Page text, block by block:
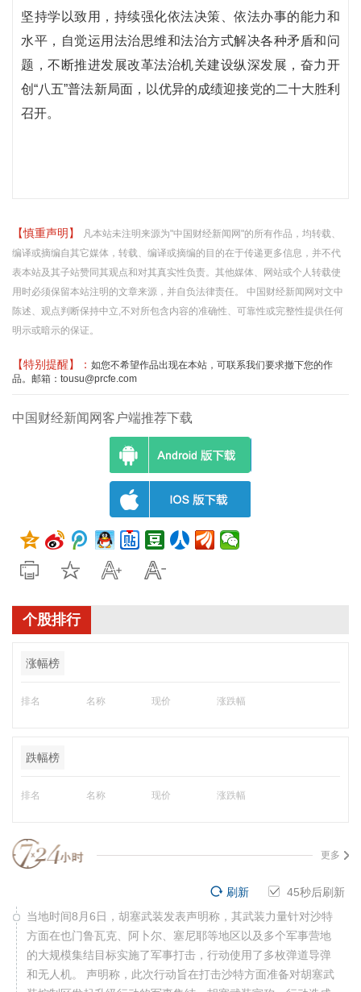
坚持学以致用，持续强化依法决策、依法办事的能力和
水平，自觉运用法治思维和法治方式解决各种矛盾和问
题，不断推进发展改革法治机关建设纵深发展，奋力开
创“八五”普法新局面，以优异的成绩迎接党的二十大胜利
召开。
【慎重声明】
凡本站未注明来源为"中国财经新闻网"的所有作品，均转载、
编译或摘编自其它媒体，转载、编译或摘编的目的在于传递更多信息，并不代
表本站及其子站赞同其观点和对其真实性负责。其他媒体、网站或个人转载使
用时必须保留本站注明的文章来源，并自负法律责任。 中国财经新闻网对文中
陈述、观点判断保持中立,不对所包含内容的准确性、可靠性或完整性提供任何
明示或暗示的保证。
【特别提醒】： 如您不希望作品出现在本站，可联系我们要求撤下您的作
品。邮箱：tousu@prcfe.com
中国财经新闻网客户端推荐下载
个股排行
涨幅榜
排名 名称 现价 涨跌幅
跌幅榜
排名 名称 现价 涨跌幅
更多
45秒后刷新
刷新
当地时间8月6日，胡塞武装发表声明称，其武装力量针对沙特
方面在也门鲁瓦克、阿卜尔、塞尼耶等地区以及多个军事营地
的大规模集结目标实施了军事打击，行动使用了多枚弹道导弹
和无人机。 声明称，此次行动旨在打击沙特方面准备对胡塞武